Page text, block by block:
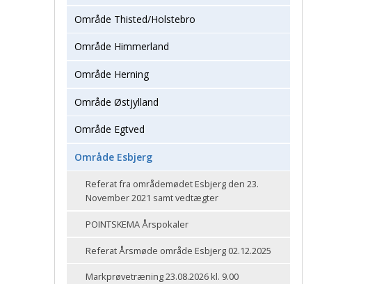
Område Thisted/Holstebro
Område Himmerland
Område Herning
Område Østjylland
Område Egtved
Område Esbjerg
Referat fra områdemødet Esbjerg den 23.
November 2021 samt vedtægter
POINTSKEMA Årspokaler
Referat Årsmøde område Esbjerg 02.12.2025
Markprøvetræning 23.08.2026 kl. 9.00